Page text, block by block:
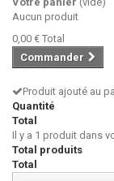
Aucun produit
0,00 € Total
Commander
Produit ajouté au
Quantité
Total
Il y a 1 produit dans
Total produits
Total